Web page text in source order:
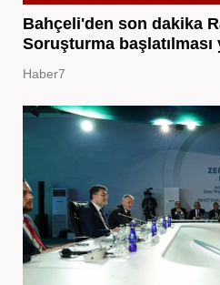
Bahçeli'den son dakika
Soruşturma başlatılması
Haber7